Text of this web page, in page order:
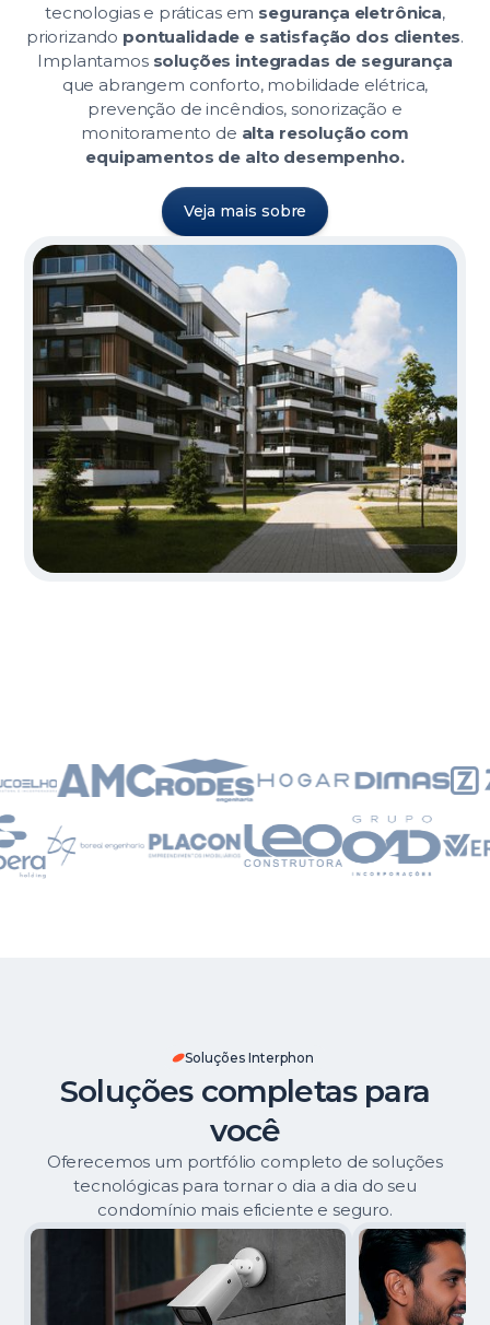
tecnologias e práticas em segurança eletrônica,
priorizando pontualidade e satisfação dos clientes.
Implantamos soluções integradas de segurança
que abrangem conforto, mobilidade elétrica,
prevenção de incêndios, sonorização e
monitoramento de alta resolução com
equipamentos de alto desempenho.
Veja mais sobre
Soluções Interphon
Soluções completas para
você
Oferecemos um portfólio completo de soluções
tecnológicas para tornar o dia a dia do seu
condomínio mais eficiente e seguro.